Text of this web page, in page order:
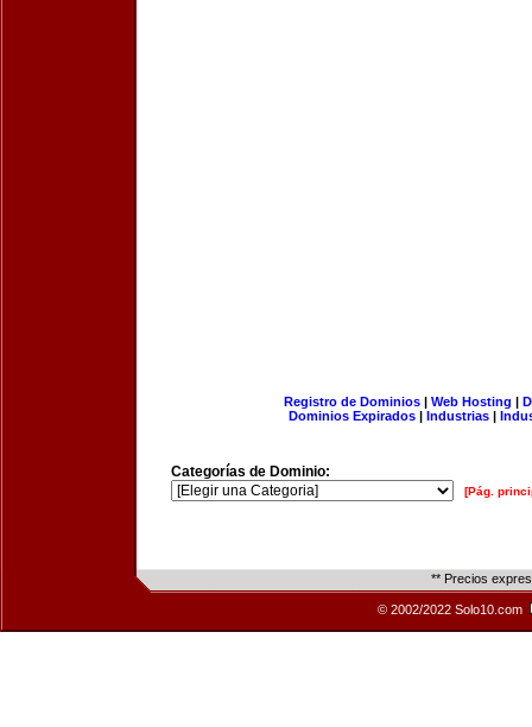
Registro de Dominios| Web Hosting |
Dominios Expirados | Industrias |
Categorías de Dominio:
[Pág.
** Precios
© 2002/2022 Solo10.com